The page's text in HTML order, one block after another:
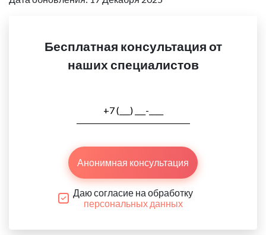
Бесплатная консультация от
наших специалистов
Анонимная консультация
Даю согласие на обработку
персональных данных